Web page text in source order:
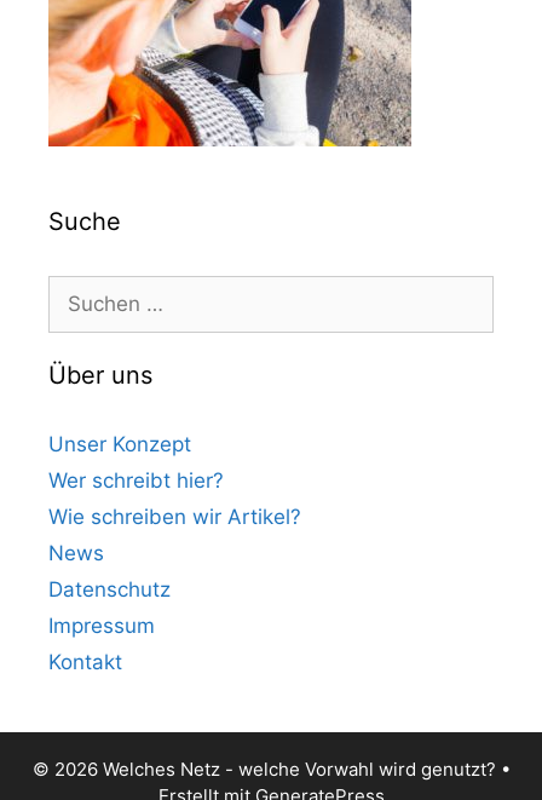
Suche
Suchen
nach:
Über uns
Unser Konzept
Wer schreibt hier?
Wie schreiben wir Artikel?
News
Datenschutz
Impressum
Kontakt
© 2026 Welches Netz - welche Vorwahl wird genutzt? •